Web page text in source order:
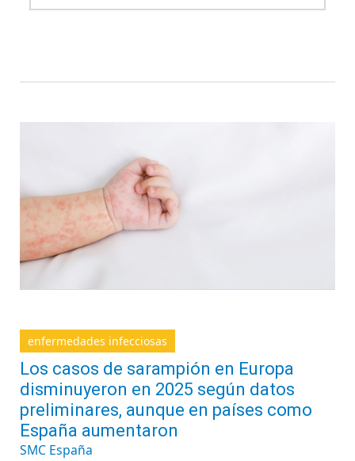
enfermedades infecciosas
Los casos de sarampión en Europa
disminuyeron en 2025 según datos
preliminares, aunque en países como
España aumentaron
SMC España